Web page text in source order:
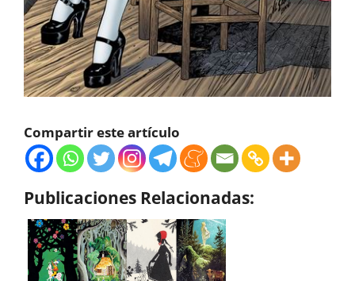
Compartir este artículo
Publicaciones Relacionadas: